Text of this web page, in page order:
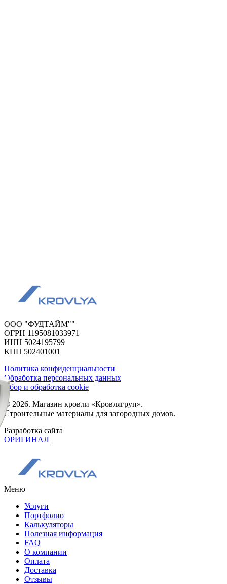
ООО "ФУДТАЙМ""
ОГРН 1195081033971
ИНН 5024195799
КПП 502401001
Политика конфиденциальности
Обработка персональных данных
Сбор и обработка cookie
© 2026. Магазин кровли «Кровлягруп».
Строительные материалы для загородных домов.
Разработка сайта
ОРИГИНАЛ
Меню
Услуги
Портфолио
Калькуляторы
Полезная информация
FAQ
О компании
Оплата
Доставка
Отзывы